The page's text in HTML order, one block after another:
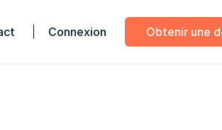
Connexion Obtenir une